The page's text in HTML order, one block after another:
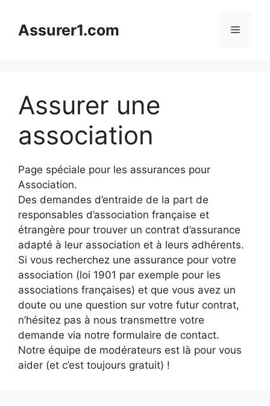
contenuAssurer1.com Menu
Assurer une
association
Page spéciale pour les assurances pour
Association.
Des demandes d’entraide de la part de
responsables d’association française et
étrangère pour trouver un contrat d’assurance
adapté à leur association et à leurs adhérents.
Si vous recherchez une assurance pour votre
association (loi 1901 par exemple pour les
associations françaises) et que vous avez un
doute ou une question sur votre futur contrat,
n’hésitez pas à nous transmettre votre
demande via notre formulaire de contact.
Notre équipe de modérateurs est là pour vous
aider (et c’est toujours gratuit) !